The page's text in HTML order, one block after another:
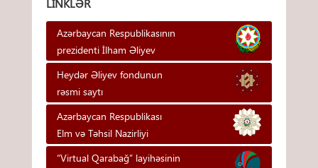
LINKLƏR
Azərbaycan Respublikasının
prezidenti İlham Əliyev
Heydər Əliyev fondunun
rəsmi saytı
Azərbaycan Respublikası
Elm və Təhsil Nazirliyi
“Virtual Qarabağ” layihəsinin